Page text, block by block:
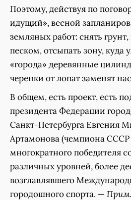
Поэтому, действуя по
идущий», весной
земляных работ: снять
песком, отсыпать зону, куда
«города» деревянные
черенки от лопат заменят
В общем, есть проект, есть
президента Федерации
Санкт-Петербурга Евгения
Артамонова (чемпиона СССР
многократного победителя
различных уровней, более
возглавлявшего
городошного спорта. —